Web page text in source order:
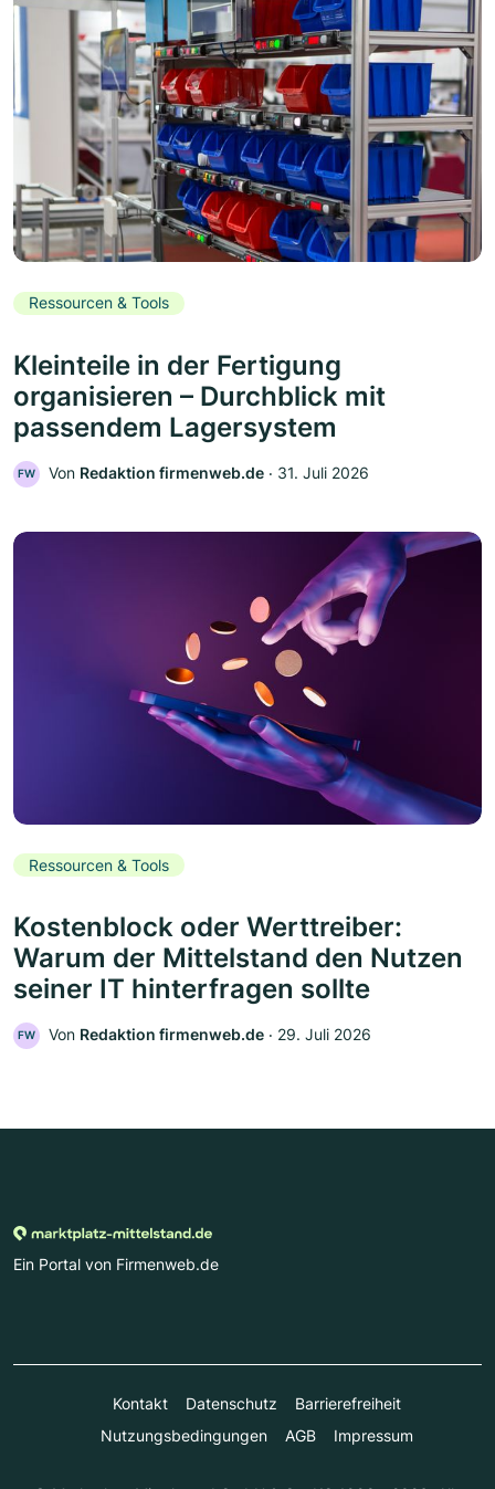
Ressourcen & Tools
Kleinteile in der Fertigung
organisieren – Durchblick mit
passendem Lagersystem
FW Von Redaktion firmenweb.de ‧ 31. Juli 2026
Ressourcen & Tools
Kostenblock oder Werttreiber:
Warum der Mittelstand den Nutzen
seiner IT hinterfragen sollte
FW Von Redaktion firmenweb.de ‧ 29. Juli 2026
Ein Portal von Firmenweb.de
Kontakt Datenschutz
Barrierefreiheit
Nutzungsbedingungen
AGB Impressum